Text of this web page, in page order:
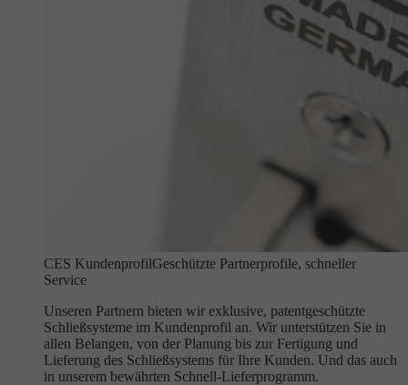
CES KundenprofilGeschützte Partnerprofile, schneller
Service
Unseren Partnern bieten wir exklusive, patentgeschützte
Schließsysteme im Kundenprofil an. Wir unterstützen Sie in
allen Belangen, von der Planung bis zur Fertigung und
Lieferung des Schließsystems für Ihre Kunden. Und das auch
in unserem bewährten Schnell-Lieferprogramm.